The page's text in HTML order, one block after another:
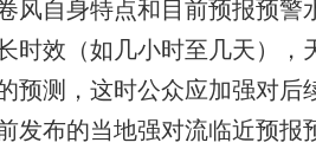
自身特点和目前预报预警
时效（如几小时至几天），
预测，这时公众应加强对后
发布的当地强对流临近预报